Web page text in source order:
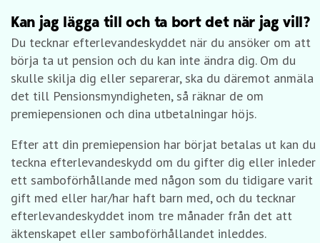
Kan jag lägga till och ta bort det när jag vill?
Du tecknar efterlevandeskyddet när du ansöker om att
börja ta ut pension och du kan inte ändra dig. Om du
skulle skilja dig eller separerar, ska du däremot anmäla
det till Pensionsmyndigheten, så räknar de om
premiepensionen och dina utbetalningar höjs.
Efter att din premiepension har börjat betalas ut kan du
teckna efterlevandeskydd om du gifter dig eller inleder
ett samboförhållande med någon som du tidigare varit
gift med eller har/har haft barn med, och du tecknar
efterlevandeskyddet inom tre månader från det att
äktenskapet eller samboförhållandet inleddes.